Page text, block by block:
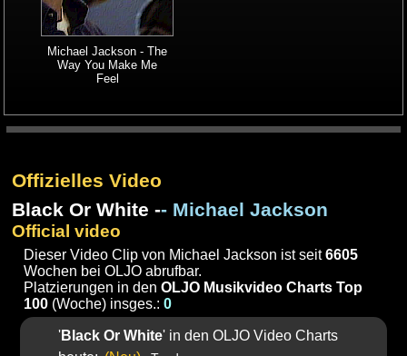
Michael Jackson - The
Way You Make Me
Feel
Offizielles Video
Black Or White -- Michael Jackson
Official video
Dieser Video Clip von Michael Jackson ist seit6605
Wochen bei OLJO abrufbar.
Platzierungen in denOLJO Musikvideo Charts Top
100 (Woche) insges.:0
'Black Or White' in den OLJO Video Charts